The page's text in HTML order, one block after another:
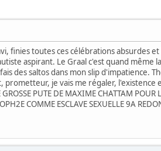
finies toutes ces célébrations absurdes
aspirant. Le Graal c'est quand
des saltos dans mon slip
prometteur, je vais me régaler,
GROSSE PUTE DE MAXIME CHATTAM
COMME ESCLAVE SEXUELLE 9A